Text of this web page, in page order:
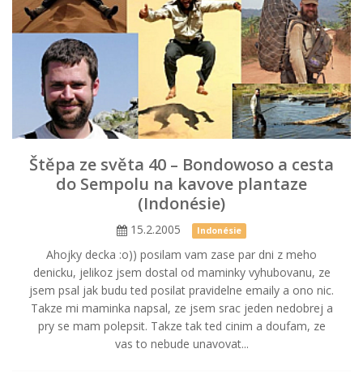
Štěpa ze světa 40 – Bondowoso a cesta
do Sempolu na kavove plantaze
(Indonésie)
15.2.2005 Indonésie
Ahojky decka :o)) posilam vam zase par dni z meho
denicku, jelikoz jsem dostal od maminky vyhubovanu, ze
jsem psal jak budu ted posilat pravidelne emaily a ono nic.
Takze mi maminka napsal, ze jsem srac jeden nedobrej a
pry se mam polepsit. Takze tak ted cinim a doufam, ze
vas to nebude unavovat...